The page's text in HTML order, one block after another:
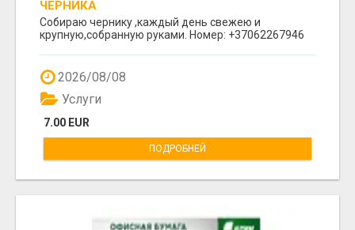
ЧЕРНИКА
Собираю чернику ,каждый день свежею и
крупную,собранную руками. Номер: +37062267946
2026/08/08
7.00 EUR
Услуги
ПОДРОБНЕЙ